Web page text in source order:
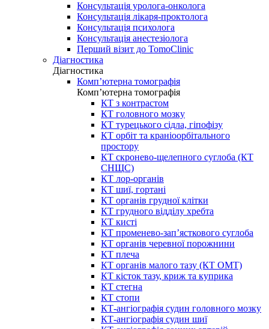
Консультація уролога-онколога
Консультація лікаря-проктолога
Консультація психолога
Консультація анестезіолога
Перший візит до TomoClinic
Діагностика
Діагностика
Комп’ютерна томографія
Комп’ютерна томографія
КТ з контрастом
КТ головного мозку
КТ турецького сідла, гіпофізу
КТ орбіт та краніоорбітального
простору
КТ скронево-щелепного суглоба (КТ
СНЩС)
КТ лор-органів
КТ шиї, гортані
КТ органів грудної клітки
КТ грудного відділу хребта
КТ кисті
КТ променево-зап’ясткового суглоба
КТ органів черевної порожнини
КТ плеча
КТ органів малого тазу (КТ ОМТ)
КТ кісток тазу, криж та куприка
КТ стегна
КТ стопи
КТ-ангіографія судин головного мозку
КТ-ангіографія судин шиї